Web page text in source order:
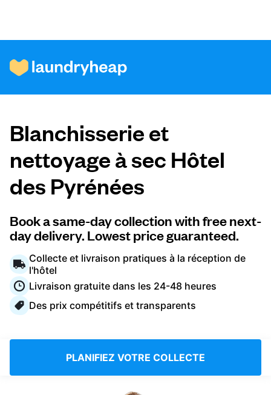
Comment ça fonctionne
Prix et services
À propos de nous
Pour les entreprises
Connectez-vous
Blanchisserie et
nettoyage à sec Hôtel
des Pyrénées
Book a same-day collection with free next-
day delivery. Lowest price guaranteed.
Collecte et livraison pratiques à la réception de
l'hôtel
Livraison gratuite dans les 24-48 heures
Des prix compétitifs et transparents
PLANIFIEZ VOTRE COLLECTE